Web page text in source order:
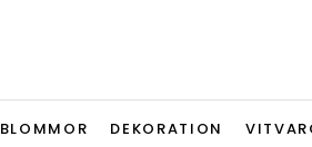
BLOMMOR DEKORATION